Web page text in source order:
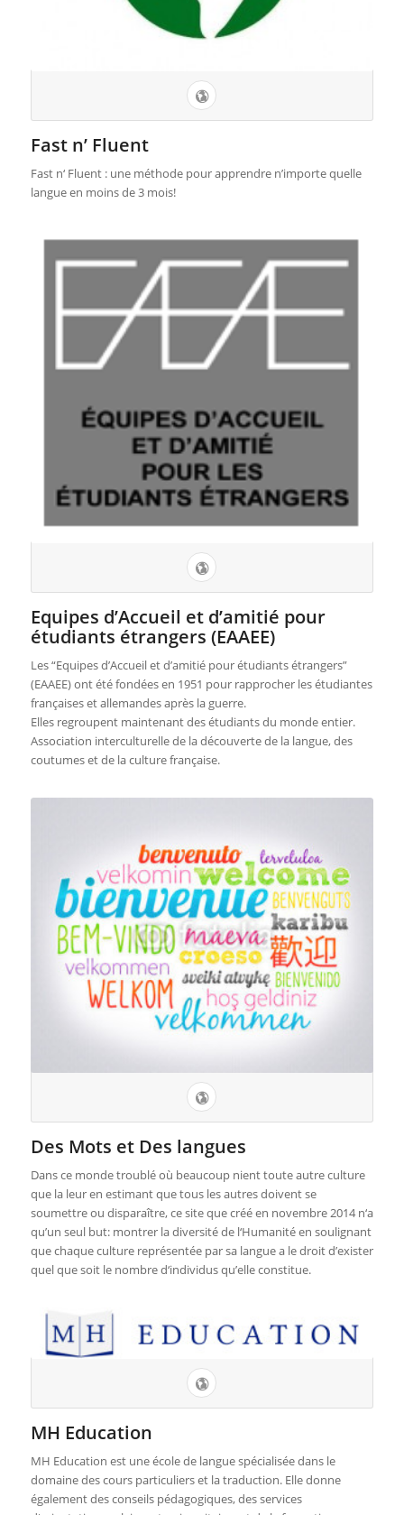
Fast n’ Fluent
Fast n‘ Fluent : une méthode pour apprendre n’importe quelle
langue en moins de 3 mois!
Equipes d’Accueil et d’amitié pour
étudiants étrangers (EAAEE)
Les “Equipes d’Accueil et d’amitié pour étudiants étrangers”
(EAAEE) ont été fondées en 1951 pour rapprocher les étudiantes
françaises et allemandes après la guerre.
Elles regroupent maintenant des étudiants du monde entier.
Association interculturelle de la découverte de la langue, des
coutumes et de la culture française.
Des Mots et Des langues
Dans ce monde troublé où beaucoup nient toute autre culture
que la leur en estimant que tous les autres doivent se
soumettre ou disparaître, ce site que créé en novembre 2014 n‘a
qu’un seul but: montrer la diversité de l‘Humanité en soulignant
que chaque culture représentée par sa langue a le droit d’exister
quel que soit le nombre d‘individus qu’elle constitue.
MH Education
MH Education est une école de langue spécialisée dans le
domaine des cours particuliers et la traduction. Elle donne
également des conseils pédagogiques, des services